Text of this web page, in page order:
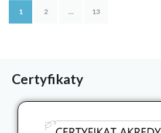
1 2 … 13
Certyfikaty